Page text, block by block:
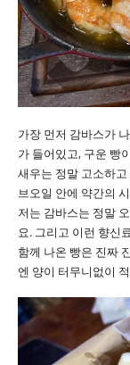
가장 먼저 감바스가
가 들어있고, 구운 빵
새우는 정말 고소하
브오일 안에 약간의
저는 감바스는 정말
요. 그리고 이런 향신
함께 나온 빵은 진짜
엔 양이 터무니없이